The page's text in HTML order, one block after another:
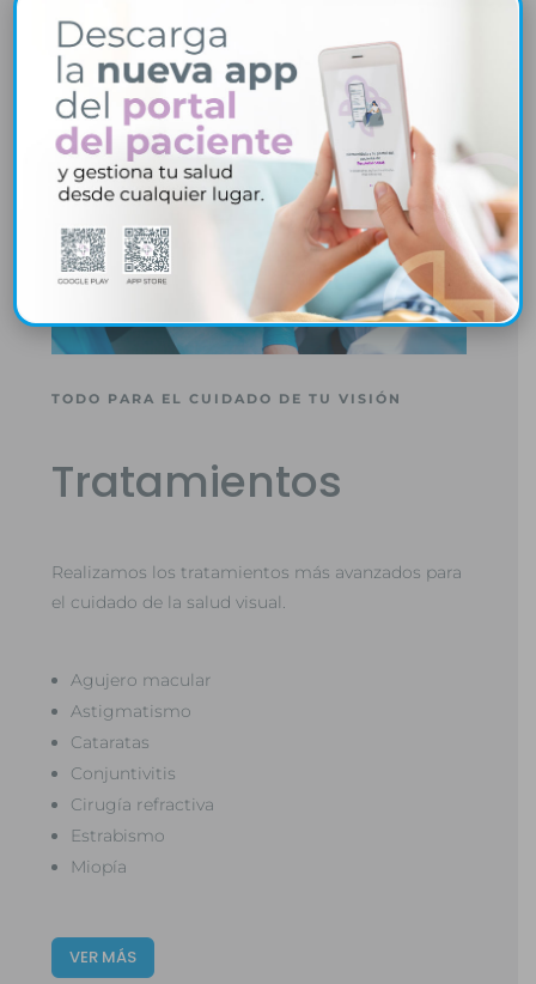
TODO PARA EL CUIDADO DE TU VISIÓN
Tratamientos
Realizamos los tratamientos más avanzados para
el cuidado de la salud visual.
Agujero macular
Astigmatismo
Cataratas
Conjuntivitis
Cirugía refractiva
Estrabismo
Miopía
VER MÁS